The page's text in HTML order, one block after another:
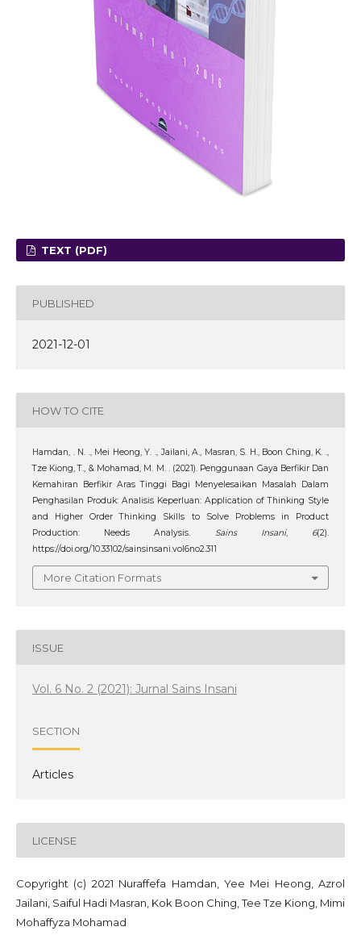
TEXT (PDF)
PUBLISHED
2021-12-01
HOW TO CITE
Hamdan, . N. ., Mei Heong, Y. ., Jailani, A., Masran, S. H., Boon Ching, K. .,
Tze Kiong, T., & Mohamad, M. M. . (2021). Penggunaan Gaya Berfikir Dan
Kemahiran Berfikir Aras Tinggi Bagi Menyelesaikan Masalah Dalam
Penghasilan Produk: Analisis Keperluan: Application of Thinking Style
and Higher Order Thinking Skills to Solve Problems in Product
Production: Needs Analysis.
Sains Insani, 6(2).
https://doi.org/10.33102/sainsinsani.vol6no2.311
More Citation Formats
ISSUE
Vol. 6 No. 2 (2021): Jurnal Sains Insani
SECTION
Articles
LICENSE
Copyright (c) 2021 Nuraffefa Hamdan, Yee Mei Heong, Azrol
Jailani, Saiful Hadi Masran, Kok Boon Ching, Tee Tze Kiong, Mimi
Mohaffyza Mohamad